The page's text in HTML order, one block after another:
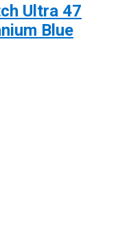
Ultra 47
Blue